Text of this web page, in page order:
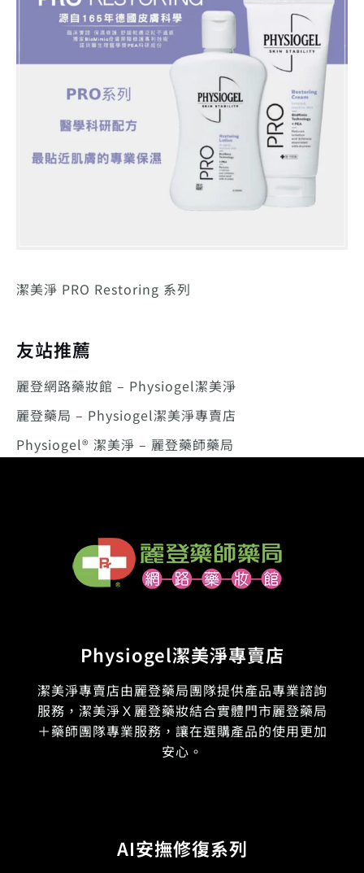
潔美淨 PRO Restoring 系列
友站推薦
麗登網路藥妝館 – Physiogel潔美淨
麗登藥局 – Physiogel潔美淨專賣店
Physiogel® 潔美淨 – 麗登藥師藥局
Physiogel潔美淨專賣店
潔美淨專賣店由麗登藥局團隊提供產品專業諮詢
服務，潔美淨Ｘ麗登藥妝結合實體門市麗登藥局
＋藥師團隊專業服務，讓在選購產品的使用更加
安心。
AI安撫修復系列